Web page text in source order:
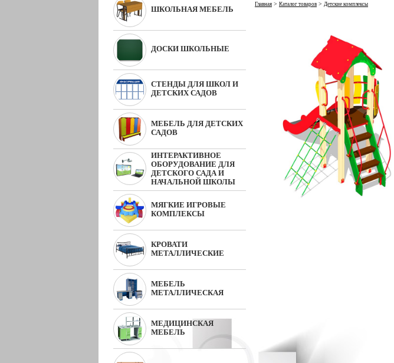
ШКОЛЬНАЯ МЕБЕЛЬ
ДОСКИ ШКОЛЬНЫЕ
СТЕНДЫ ДЛЯ ШКОЛ И
ДЕТСКИХ САДОВ
МЕБЕЛЬ ДЛЯ ДЕТСКИХ
САДОВ
ИНТЕРАКТИВНОЕ
ОБОРУДОВАНИЕ ДЛЯ
ДЕТСКОГО САДА И
НАЧАЛЬНОЙ ШКОЛЫ
МЯГКИЕ ИГРОВЫЕ
КОМПЛЕКСЫ
КРОВАТИ
МЕТАЛЛИЧЕСКИЕ
МЕБЕЛЬ
МЕТАЛЛИЧЕСКАЯ
МЕДИЦИНСКАЯ
МЕБЕЛЬ
Главная > Каталог товаров > Детские комплексы